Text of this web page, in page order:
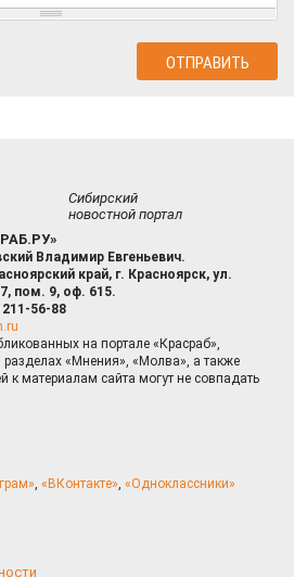
Сибирский
новостной портал
Владимир Евгеньевич.
край, г. Красноярск, ул.
пом. 9, оф. 615.
211-56-88
на портале «Красраб»,
«Мнения», «Молва», а также
к материалам сайта могут не совпадать
, «ВКонтакте», «Одноклассники»